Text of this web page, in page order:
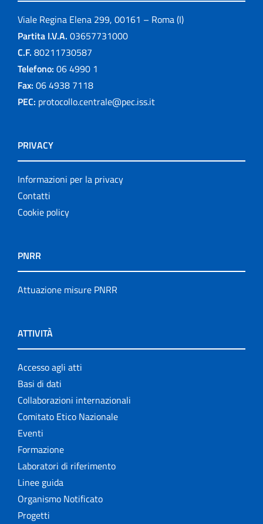
Viale Regina Elena 299, 00161 – Roma (I)
Partita I.V.A. 03657731000
C.F. 80211730587
Telefono: 06 4990 1
Fax: 06 4938 7118
PEC: protocollo.centrale@pec.iss.it
PRIVACY
Informazioni per la privacy
Contatti
Cookie policy
PNRR
Attuazione misure PNRR
ATTIVITÀ
Accesso agli atti
Basi di dati
Collaborazioni internazionali
Comitato Etico Nazionale
Eventi
Formazione
Laboratori di riferimento
Linee guida
Organismo Notificato
Progetti